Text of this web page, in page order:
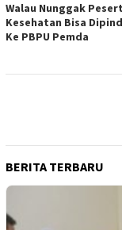
Walau Nunggak
Kesehatan Bisa
Ke PBPU Pemda
BERITA TERBARU